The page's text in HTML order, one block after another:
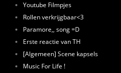
Youtube Filmpjes
Rollen verkrijgbaar<3
Paramore,, song =D
Erste reactie van TH
[Algemeen] Scene kapsels
Music For Life !